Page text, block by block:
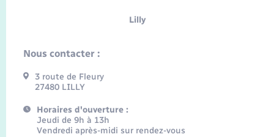
Lilly
Nous contacter :
3 route de Fleury
27480 LILLY
Horaires d'ouverture :
Jeudi de 9h à 13h
Vendredi après-midi sur rendez-vous